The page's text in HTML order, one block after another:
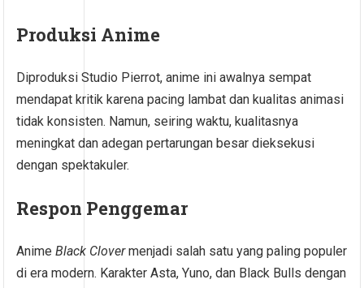
Produksi Anime
Diproduksi Studio Pierrot, anime ini awalnya sempat
mendapat kritik karena pacing lambat dan kualitas animasi
tidak konsisten. Namun, seiring waktu, kualitasnya
meningkat dan adegan pertarungan besar dieksekusi
dengan spektakuler.
Respon Penggemar
AnimeBlack Clovermenjadi salah satu yang paling populer
di era modern. Karakter Asta, Yuno, dan Black Bulls dengan